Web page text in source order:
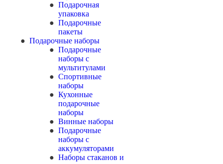
Подарочная
упаковка
Подарочные
пакеты
Подарочные наборы
Подарочные
наборы с
мультитулами
Спортивные
наборы
Кухонные
подарочные
наборы
Винные наборы
Подарочные
наборы с
аккумуляторами
Наборы стаканов и